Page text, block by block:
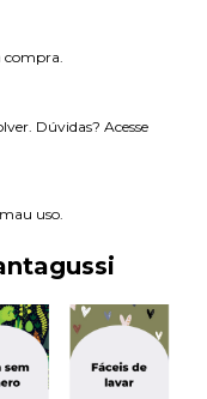
compra.
Dúvidas? Acesse
uso.